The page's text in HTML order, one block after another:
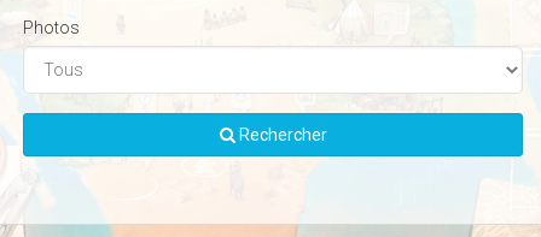
Photos
Rechercher